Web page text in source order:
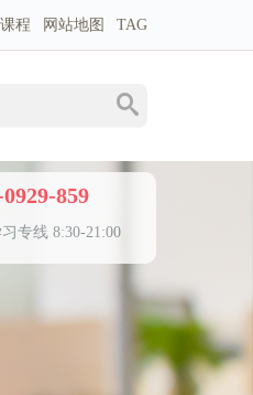
程 网站地图 TAG
859
专线 8:30-21:00